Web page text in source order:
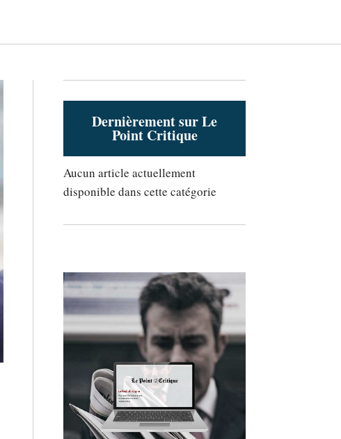
Dernièrement sur Le
Point Critique
Aucun article actuellement
disponible dans cette catégorie